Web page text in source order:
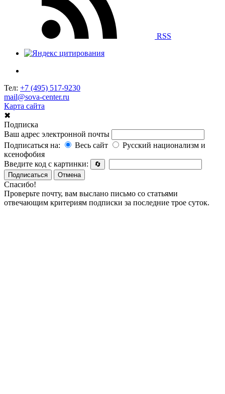
RSS
Тел: +7 (495) 517-9230
mail@sova-center.ru
Карта сайта
✖
Подписка
Ваш адрес электронной почты
Подписаться на:
Весь сайт
Русский национализм и
ксенофобия
Введите код с картинки:
🔄
Подписаться
Отмена
Спасибо!
Проверьте почту, вам выслано письмо со статьями
отвечающим критериям подписки за последние трое суток.